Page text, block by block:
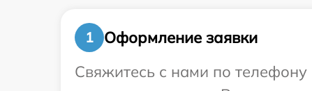
1
Оформление заявки
Свяжитесь с нами по телефону